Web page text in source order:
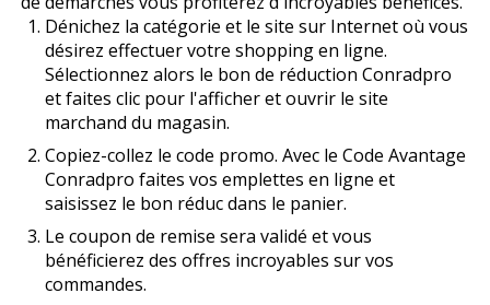
Dénichez la catégorie et le site sur Internet où vous
désirez effectuer votre shopping en ligne.
Sélectionnez alors le bon de réduction Conradpro
et faites clic pour l'afficher et ouvrir le site
marchand du magasin.
Copiez-collez le code promo. Avec le Code Avantage
Conradpro faites vos emplettes en ligne et
saisissez le bon réduc dans le panier.
Le coupon de remise sera validé et vous
bénéficierez des offres incroyables sur vos
commandes.